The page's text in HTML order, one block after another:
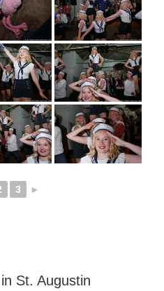
3 ►
St. Augustin